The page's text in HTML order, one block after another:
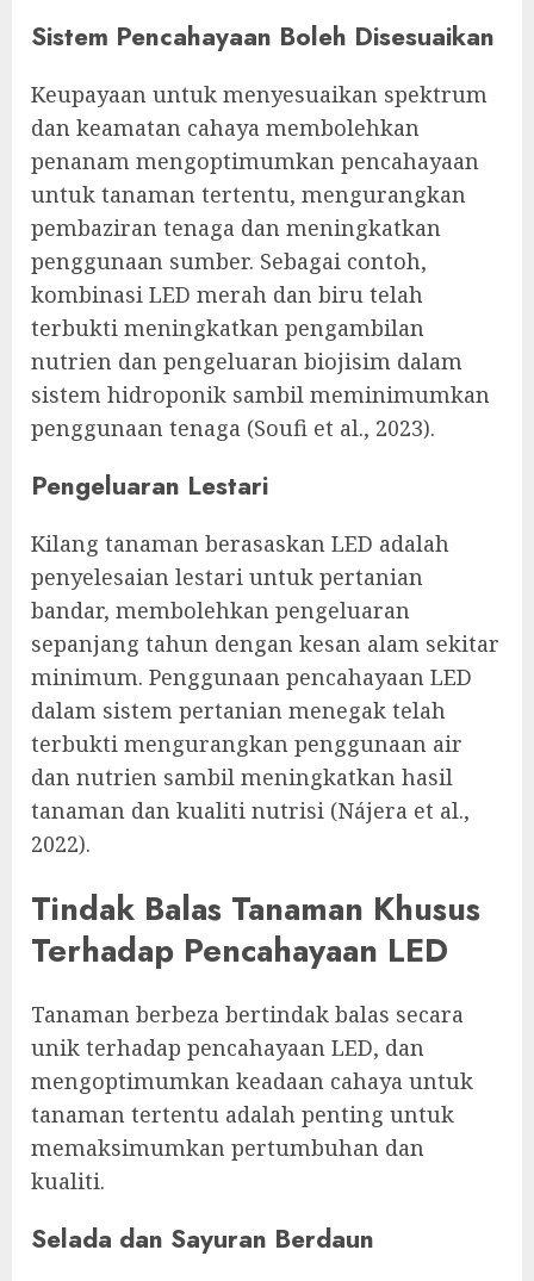
Sistem Pencahayaan Boleh Disesuaikan
Keupayaan untuk menyesuaikan spektrum
dan keamatan cahaya membolehkan
penanam mengoptimumkan pencahayaan
untuk tanaman tertentu, mengurangkan
pembaziran tenaga dan meningkatkan
penggunaan sumber. Sebagai contoh,
kombinasi LED merah dan biru telah
terbukti meningkatkan pengambilan
nutrien dan pengeluaran biojisim dalam
sistem hidroponik sambil meminimumkan
penggunaan tenaga (Soufi et al., 2023).
Pengeluaran Lestari
Kilang tanaman berasaskan LED adalah
penyelesaian lestari untuk pertanian
bandar, membolehkan pengeluaran
sepanjang tahun dengan kesan alam sekitar
minimum. Penggunaan pencahayaan LED
dalam sistem pertanian menegak telah
terbukti mengurangkan penggunaan air
dan nutrien sambil meningkatkan hasil
tanaman dan kualiti nutrisi (Nájera et al.,
2022).
Tindak Balas Tanaman Khusus
Terhadap Pencahayaan LED
Tanaman berbeza bertindak balas secara
unik terhadap pencahayaan LED, dan
mengoptimumkan keadaan cahaya untuk
tanaman tertentu adalah penting untuk
memaksimumkan pertumbuhan dan
kualiti.
Selada dan Sayuran Berdaun